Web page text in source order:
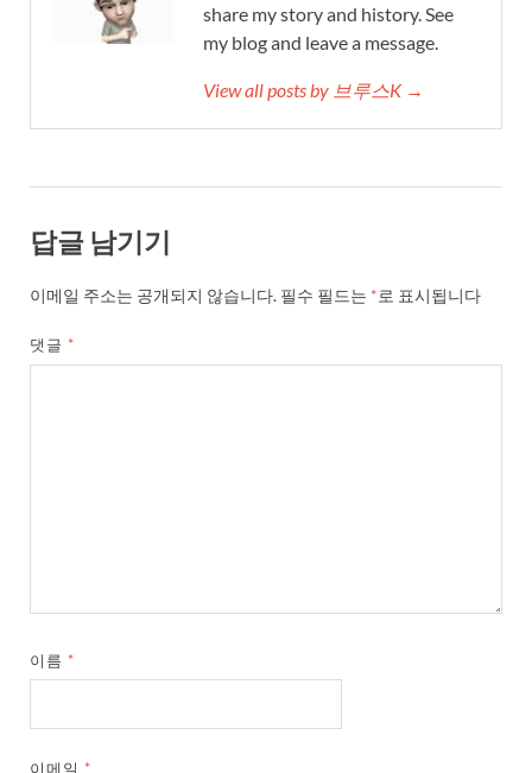
share my story and history. See
my blog and leave a message.
View all posts by 브루스K →
답글 남기기
이메일 주소는 공개되지 않습니다. 필수 필드는 *로 표시됩니다
댓글 *
이름 *
이메일 *